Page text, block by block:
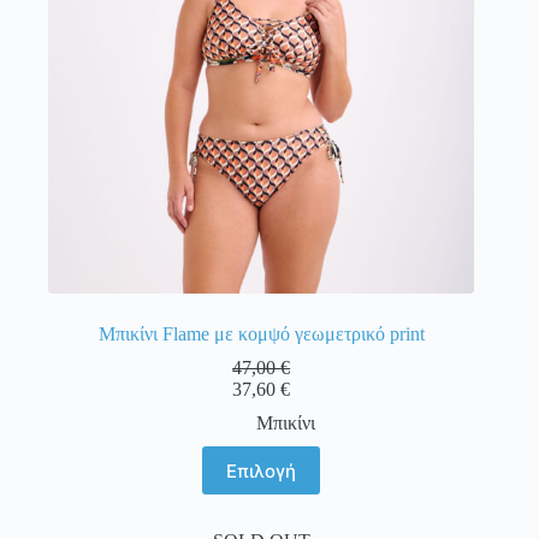
σελίδα
του
προϊόντος
Μπικίνι Flame με κομψό γεωμετρικό print
47,00€
37,60€
Μπικίνι
Επιλογή
το
προϊόν